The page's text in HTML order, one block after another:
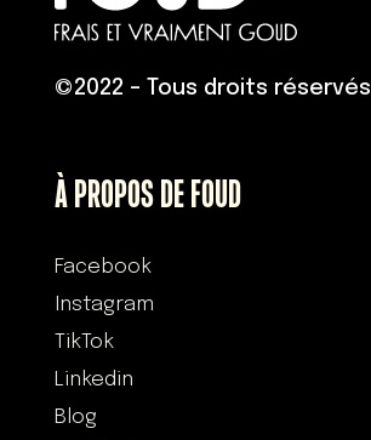
©2022 – Tous droits réservés
À PROPOS DE FOUD
Facebook
Instagram
TikTok
Linkedin
Blog